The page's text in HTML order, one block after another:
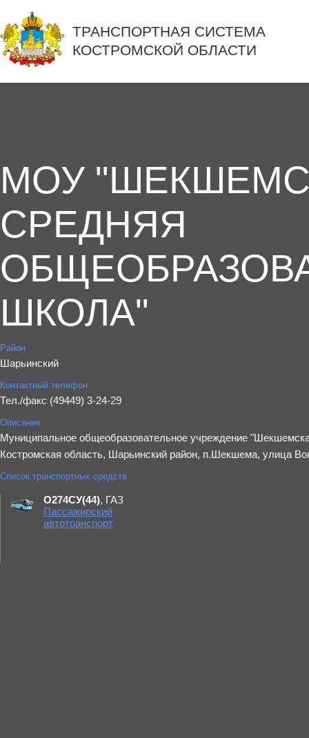
ТРАНСПОРТНАЯ СИСТЕМА
КОСТРОМСКОЙ ОБЛАСТИ
МОУ
СРЕДНЯЯ
ШКОЛА"
Район
Шарьинский
Контактный телефон
Тел./факс (49449) 3-24-29​
Описание
Муниципальное общеобразовательное учреждение
Костромская область, Шарьинский район, п.Шекшема, улица
Список транспортных средств
О274СУ(44), ГАЗ
Пассажирский
автотранспорт